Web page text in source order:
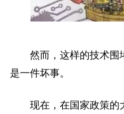
然而，这样的技术围
是一件坏事。
现在，在国家政策的